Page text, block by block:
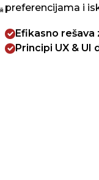
preferencijama i
Efikasno
Principi UX & UI